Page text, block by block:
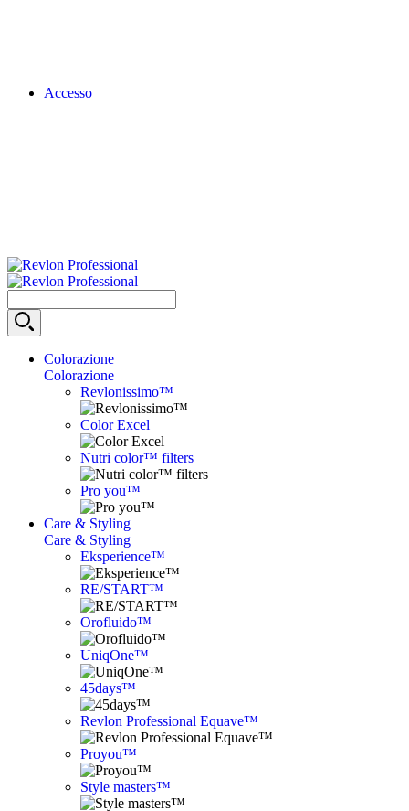
Accesso
Colorazione
Colorazione
Revlonissimo™
Color Excel
Nutri color™ filters
Pro you™
Care & Styling
Care & Styling
Eksperience™
RE/START™
Orofluido™
UniqOne™
45days™
Revlon Professional Equave™
Proyou™
Style masters™